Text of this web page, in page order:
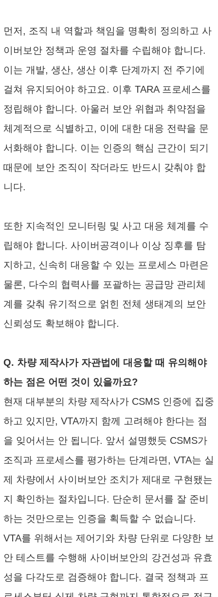
먼저, 조직 내 역할과 책임을 명확히 정의하고 사
이버보안 정책과 운영 절차를 수립해야 합니다.
이는 개발, 생산, 생산 이후 단계까지 전 주기에
걸쳐 유지되어야 하고요. 이후 TARA 프로세스를
정립해야 합니다. 아울러 보안 위협과 취약점을
체계적으로 식별하고, 이에 대한 대응 전략을 문
서화해야 합니다. 이는 인증의 핵심 근간이 되기
때문에 보안 조직이 작더라도 반드시 갖춰야 합
니다.
또한 지속적인 모니터링 및 사고 대응 체계를 수
립해야 합니다. 사이버공격이나 이상 징후를 탐
지하고, 신속히 대응할 수 있는 프로세스 마련은
물론, 다수의 협력사를 포괄하는 공급망 관리체
계를 갖춰 유기적으로 얽힌 전체 생태계의 보안
신뢰성도 확보해야 합니다.
Q. 차량 제작사가 자관법에 대응할 때 유의해야
하는 점은 어떤 것이 있을까요?
현재 대부분의 차량 제작사가 CSMS 인증에 집중
하고 있지만, VTA까지 함께 고려해야 한다는 점
을 잊어서는 안 됩니다. 앞서 설명했듯 CSMS가
조직과 프로세스를 평가하는 단계라면, VTA는 실
제 차량에서 사이버보안 조치가 제대로 구현됐는
지 확인하는 절차입니다. 단순히 문서를 잘 준비
하는 것만으로는 인증을 획득할 수 없습니다.
VTA를 위해서는 제어기와 차량 단위로 다양한 보
안 테스트를 수행해 사이버보안의 강건성과 유효
성을 다각도로 검증해야 합니다. 결국 정책과 프